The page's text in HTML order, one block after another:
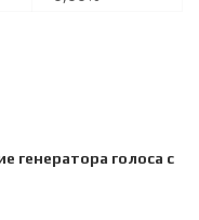
генератора голоса с